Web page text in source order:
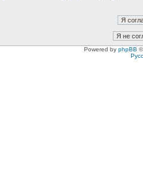
Powered by phpBB